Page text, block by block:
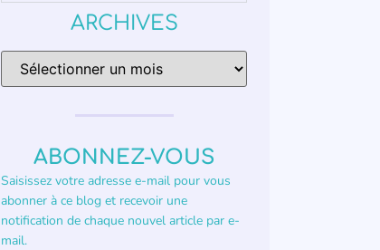
ARCHIVES
ABONNEZ-VOUS
Saisissez votre adresse e-mail pour vous
abonner à ce blog et recevoir une
notification de chaque nouvel article par e-
mail.